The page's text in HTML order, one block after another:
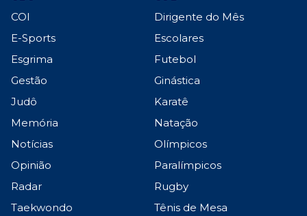
COI
Dirigente do Mês
E-Sports
Escolares
Esgrima
Futebol
Gestão
Ginástica
Judô
Karatê
Memória
Natação
Notícias
Olímpicos
Opinião
Paralímpicos
Radar
Rugby
Taekwondo
Tênis de Mesa